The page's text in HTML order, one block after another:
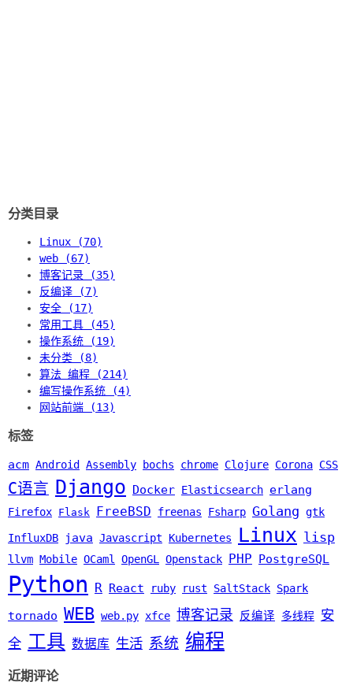
分类目录
Linux (70)
web (67)
博客记录 (35)
反编译 (7)
安全 (17)
常用工具 (45)
操作系统 (19)
未分类 (8)
算法 编程 (214)
编写操作系统 (4)
网站前端 (13)
标签
acm Android Assembly bochs chrome Clojure Corona CSS
C语言 Django Docker Elasticsearch erlang
Firefox Flask FreeBSD freenas Fsharp Golang gtk
InfluxDB java Javascript Kubernetes Linux lisp
llvm Mobile OCaml OpenGL Openstack PHP PostgreSQL
Python R React ruby rust SaltStack Spark
tornado WEB web.py xfce 博客记录 反编译 多线程 安
全 工具 数据库 生活 系统 编程
近期评论